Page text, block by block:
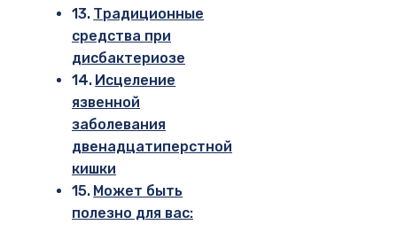
Традиционные
средства при
дисбактериозе
Исцеление
язвенной
заболевания
двенадцатиперстной
кишки
Может быть
полезно для вас: